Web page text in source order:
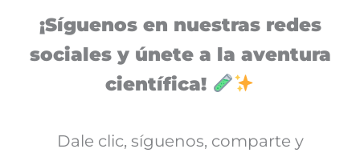
¡Síguenos en nuestras redes
sociales y únete a la aventura
científica!
Dale clic, síguenos, comparte y